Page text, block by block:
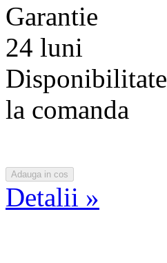
Garantie
24 luni
Disponibilitate
la comanda
Detalii »